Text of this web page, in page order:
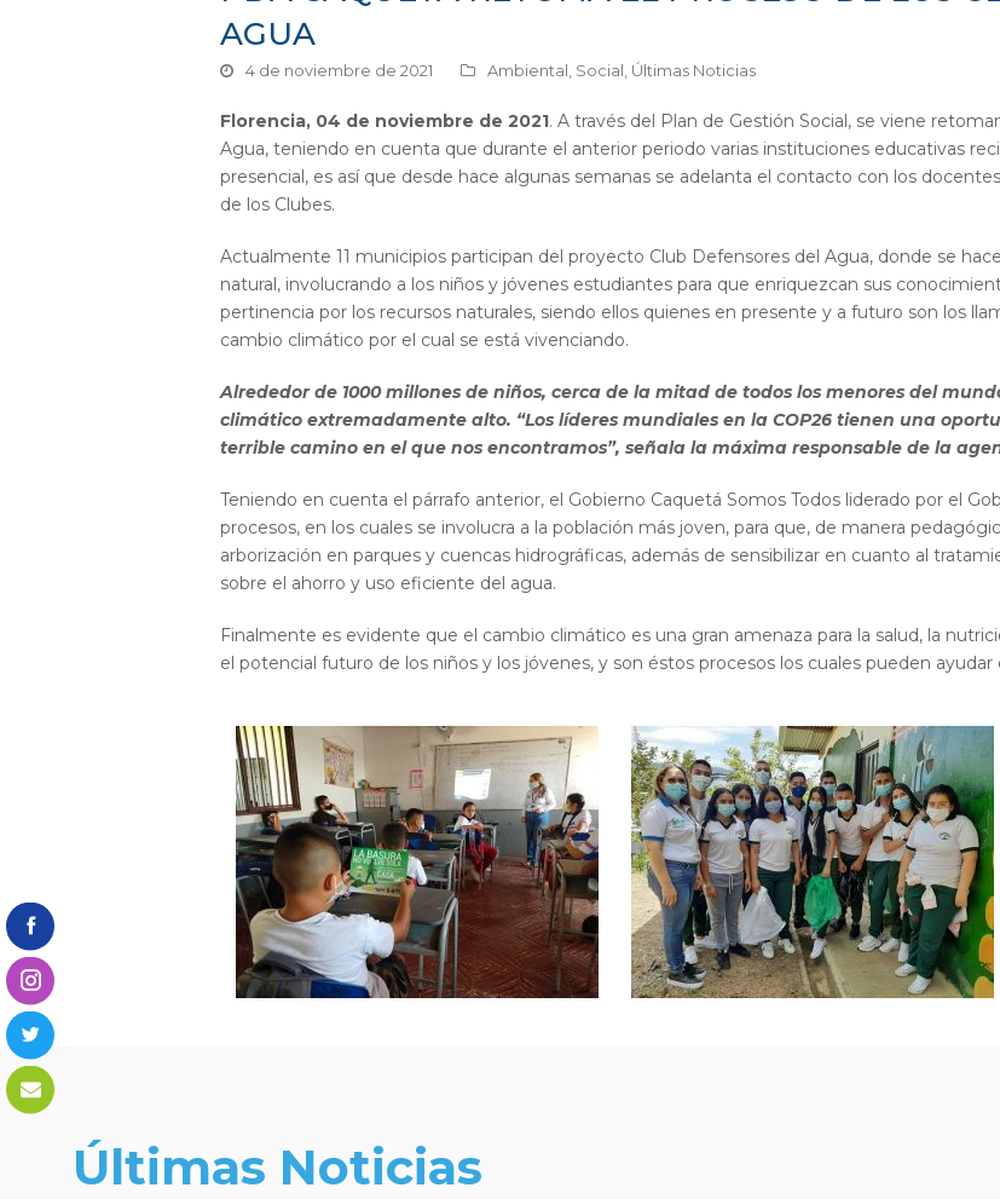
AGUA
4 de noviembre de 2021 Ambiental Social Últimas Noticias
Florencia, 04 de noviembre de 2021. A través del Plan de Gestión Social, se viene
Agua, teniendo en cuenta que durante el anterior periodo varias instituciones educativas
presencial, es así que desde hace algunas semanas se adelanta el contacto con los
de los Clubes.
Actualmente 11 municipios participan del proyecto Club Defensores del Agua, donde se
natural, involucrando a los niños y jóvenes estudiantes para que enriquezcan sus
pertinencia por los recursos naturales, siendo ellos quienes en presente y a futuro son los
cambio climático por el cual se está vivenciando.
Alrededor de 1000 millones de niños, cerca de la mitad de todos los menores del
climático extremadamente alto. “Los líderes mundiales en la COP26 tienen una
terrible camino en el que nos encontramos”, señala la máxima responsable de la
Teniendo en cuenta el párrafo anterior, el Gobierno Caquetá Somos Todos liderado por el
procesos, en los cuales se involucra a la población más joven, para que, de manera
arborización en parques y cuencas hidrográficas, además de sensibilizar en cuanto al
sobre el ahorro y uso eficiente del agua.
Finalmente es evidente que el cambio climático es una gran amenaza para la salud, la
el potencial futuro de los niños y los jóvenes, y son éstos procesos los cuales pueden
Últimas Noticias